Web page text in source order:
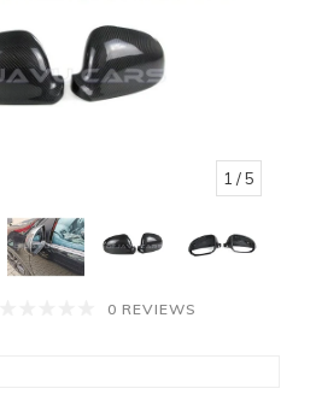
1 / 5
0 REVIEWS